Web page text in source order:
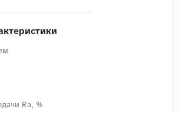
Ra, %